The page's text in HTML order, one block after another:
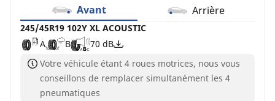
Avant Arrière
245/45R19 102Y XL ACOUSTIC
A
B
70 dB
Votre véhicule étant 4 roues motrices, nous vous
conseillons de remplacer simultanément les 4
pneumatiques